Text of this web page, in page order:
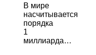
В мире
насчитывается
порядка
1
миллиарда…